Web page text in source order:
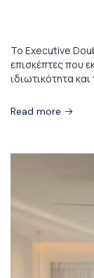
Το Executive
επισκέπτες που
ιδιωτικότητα
Read more